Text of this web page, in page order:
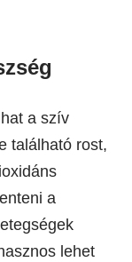
a szív
található rost,
a
lehet